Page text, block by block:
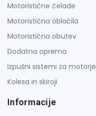
Motoristične čelade
Motoristična oblačila
Motoristična obutev
Dodatna oprema
Izpušni sistemi za motorje
Kolesa in skiroji
Informacije